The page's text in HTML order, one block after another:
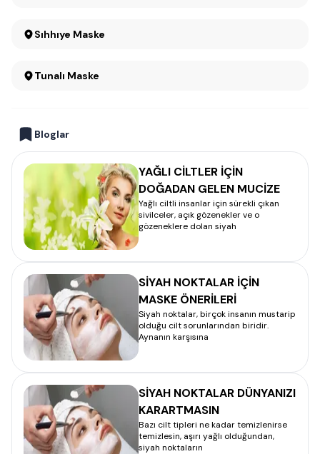
Sıhhıye Maske
Tunalı Maske
Bloglar
YAĞLI CİLTLER İÇİN
DOĞADAN GELEN MUCİZE
Yağlı ciltli insanlar için sürekli çıkan
sivilceler, açık gözenekler ve o
gözeneklere dolan siyah
SİYAH NOKTALAR İÇİN
MASKE ÖNERİLERİ
Siyah noktalar, birçok insanın mustarip
olduğu cilt sorunlarından biridir.
Aynanın karşısına
SİYAH NOKTALAR DÜNYANIZI
KARARTMASIN
Bazı cilt tipleri ne kadar temizlenirse
temizlesin, aşırı yağlı olduğundan,
siyah noktaların